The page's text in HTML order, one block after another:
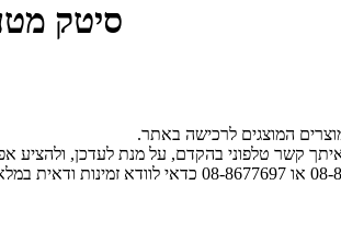
סיטק מטען
המוצגים לרכישה באתר.
קשר טלפוני בהקדם, על מנת לעדכן, ולהציע